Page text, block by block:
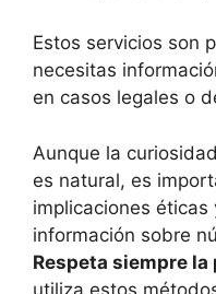
Estos servicios son
necesitas
en casos legales o
Aunque la
es natural, es
implicaciones
información sobre
Respeta siempre
utiliza estos